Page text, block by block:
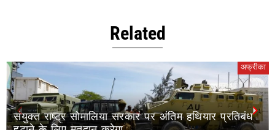
Related
अफ्रीका
पर अंतिम हथियार प्रतिबंध
अफ़्रीका की सार्वजनिक